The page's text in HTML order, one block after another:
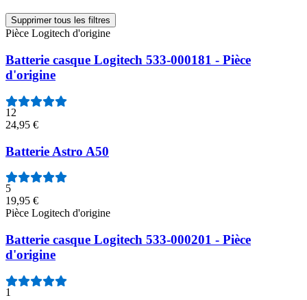
Supprimer tous les filtres
Pièce Logitech d'origine
Batterie casque Logitech 533-000181 - Pièce
d'origine
12
24,95 €
Batterie Astro A50
5
19,95 €
Pièce Logitech d'origine
Batterie casque Logitech 533-000201 - Pièce
d'origine
1